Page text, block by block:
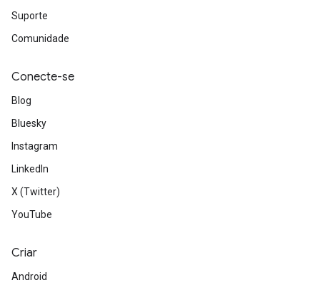
Suporte
Comunidade
Conecte-se
Blog
Bluesky
Instagram
LinkedIn
X (Twitter)
YouTube
Criar
Android